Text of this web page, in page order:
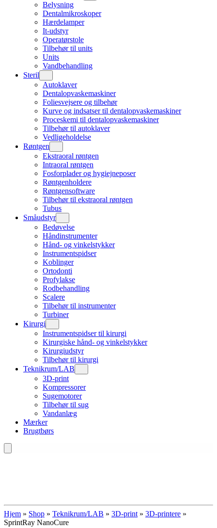
Belysning
Dentalmikroskoper
Hærdelamper
It-udstyr
Operatørstole
Tilbehør til units
Units
Vandbehandling
Steril
Autoklaver
Dentalopvaskemaskiner
Foliesvejsere og tilbehør
Kurve og indsatser til dentalopvaskemaskiner
Proceskemi til dentalopvaskemaskiner
Tilbehør til autoklaver
Vedligeholdelse
Røntgen
Ekstraoral røntgen
Intraoral røntgen
Fosforplader og hygiejneposer
Røntgenholdere
Røntgensoftware
Tilbehør til ekstraoral røntgen
Tubus
Småudstyr
Bedøvelse
Håndinstrumenter
Hånd- og vinkelstykker
Instrumentspidser
Koblinger
Ortodonti
Profylakse
Rodbehandling
Scalere
Tilbehør til instrumenter
Turbiner
Kirurgi
Instrumentspidser til kirurgi
Kirurgiske hånd- og vinkelstykker
Kirurgiudstyr
Tilbehør til kirurgi
Teknikrum/LAB
3D-print
Kompressorer
Sugemotorer
Tilbehør til sug
Vandanlæg
Mærker
Brugtbørs
Hjem » Shop » Teknikrum/LAB » 3D-print » 3D-printere »
SprintRay NanoCure